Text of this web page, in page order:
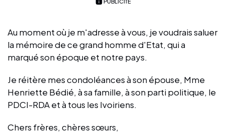
Au moment où je m'adresse à vous, je voudrais saluer
la mémoire de ce grand homme d'Etat, qui a
marqué son époque et notre pays.
Je réitère mes condoléances à son épouse, Mme
Henriette Bédié, à sa famille, à son parti politique, le
PDCI-RDA et à tous les Ivoiriens.
Chers frères, chères sœurs,